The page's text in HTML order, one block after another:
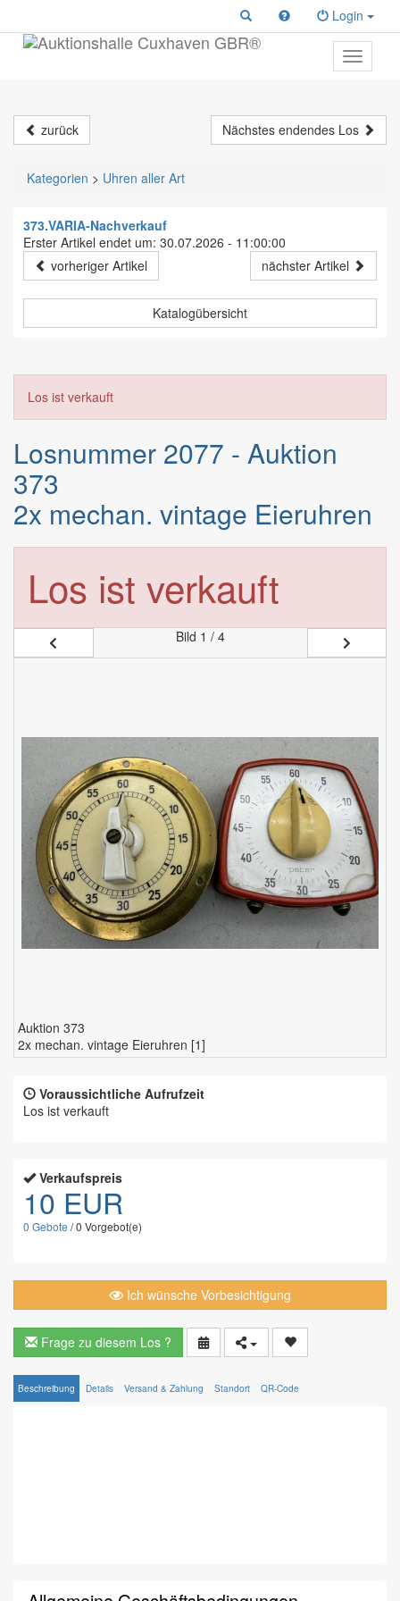
Login
Toggle
primary
zurück Nächstes endendes Los
Kategorien > Uhren aller Art
373.VARIA-Nachverkauf
Erster Artikel endet um: 30.07.2026 - 11:00:00
vorheriger Artikel
nächster Artikel
Katalogübersicht
Los ist verkauft
Losnummer 2077 - Auktion
373
2x mechan. vintage Eieruhren
Los ist verkauft
Bild 1 / 4
Auktion 373
2x mechan. vintage Eieruhren [1]
Voraussichtliche Aufrufzeit
Los ist verkauft
Verkaufspreis
10 EUR
0 Gebote /0 Vorgebot(e)
Ich wünsche Vorbesichtigung
Frage zu diesem Los ?
Beschreibung Details Versand & Zahlung Standort QR-Code